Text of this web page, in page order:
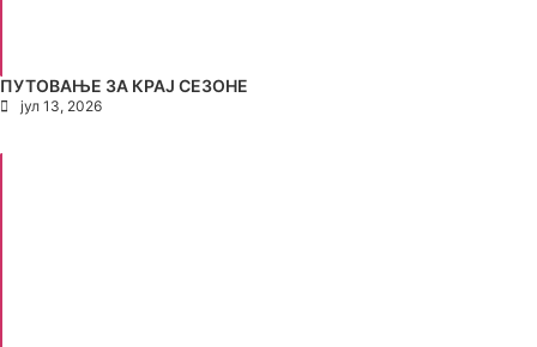
ПУТОВАЊЕ ЗА КРАЈ СЕЗОНЕ
јул 13, 2026